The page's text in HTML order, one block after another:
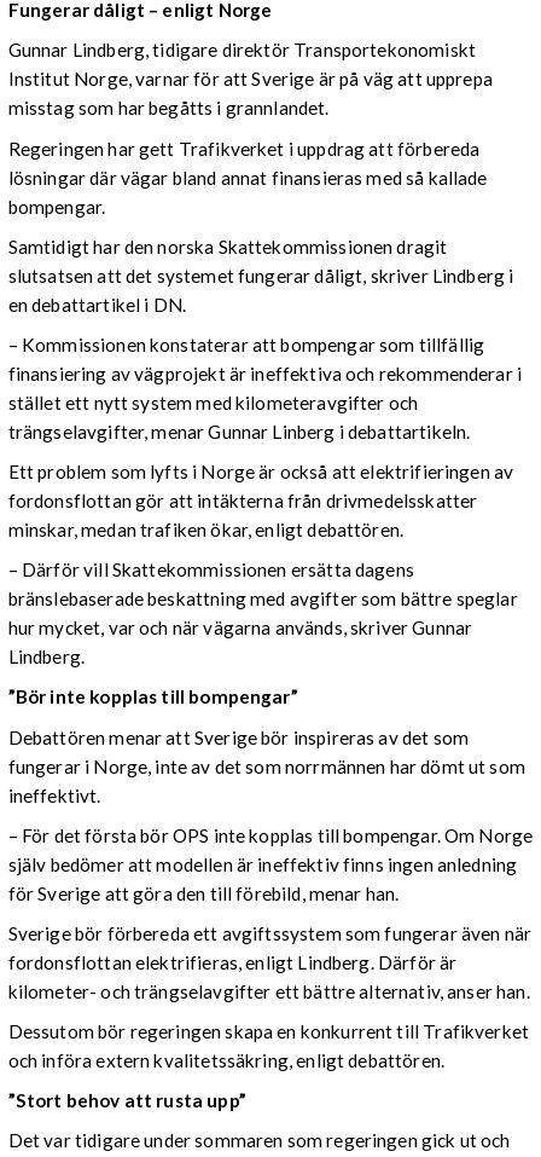
Fungerar dåligt – enligt Norge
Gunnar Lindberg, tidigare direktör Transportekonomiskt
Institut Norge, varnar för att Sverige är på väg att upprepa
misstag som har begåtts i grannlandet.
Regeringen har gett Trafikverket i uppdrag att förbereda
lösningar där vägar bland annat finansieras med så kallade
bompengar.
Samtidigt har den norska Skattekommissionen dragit
slutsatsen att det systemet fungerar dåligt, skriver Lindberg i
en debattartikel i DN.
– Kommissionen konstaterar att bompengar som tillfällig
finansiering av vägprojekt är ineffektiva och rekommenderar i
stället ett nytt system med kilometeravgifter och
trängselavgifter, menar Gunnar Linberg i debattartikeln.
Ett problem som lyfts i Norge är också att elektrifieringen av
fordonsflottan gör att intäkterna från drivmedelsskatter
minskar, medan trafiken ökar, enligt debattören.
– Därför vill Skattekommissionen ersätta dagens
bränslebaserade beskattning med avgifter som bättre speglar
hur mycket, var och när vägarna används, skriver Gunnar
Lindberg.
”Bör inte kopplas till bompengar”
Debattören menar att Sverige bör inspireras av det som
fungerar i Norge, inte av det som norrmännen har dömt ut som
ineffektivt.
– För det första bör OPS inte kopplas till bompengar. Om Norge
själv bedömer att modellen är ineffektiv finns ingen anledning
för Sverige att göra den till förebild, menar han.
Sverige bör förbereda ett avgiftssystem som fungerar även när
fordonsflottan elektrifieras, enligt Lindberg. Därför är
kilometer- och trängselavgifter ett bättre alternativ, anser han.
Dessutom bör regeringen skapa en konkurrent till Trafikverket
och införa extern kvalitetssäkring, enligt debattören.
”Stort behov att rusta upp”
Det var tidigare under sommaren som regeringen gick ut och